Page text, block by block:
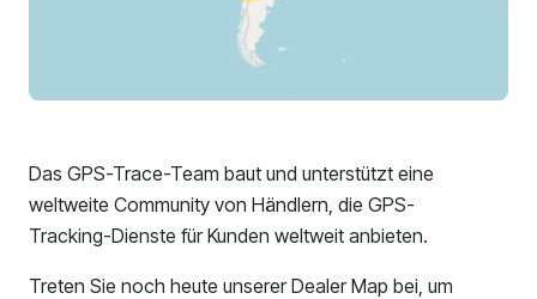
Das GPS-Trace-Team baut und unterstützt eine
weltweite Community von Händlern, die GPS-
Tracking-Dienste für Kunden weltweit anbieten.
Treten Sie noch heute unserer Dealer Map bei, um